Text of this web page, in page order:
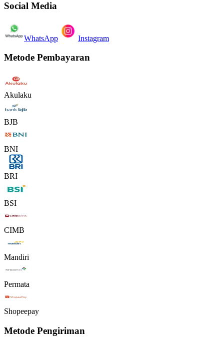
Social Media
WhatsApp Instagram
Metode Pembayaran
Akulaku
BJB
BNI
BRI
BSI
CIMB
Mandiri
Permata
Shopeepay
Metode Pengiriman